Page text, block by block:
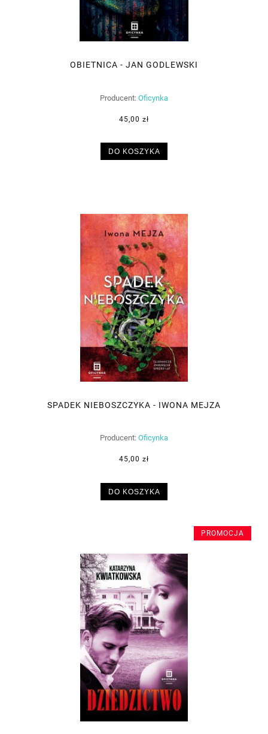
OBIETNICA - JAN GODLEWSKI
Producent: Oficynka
45,00 zł
DO KOSZYKA
SPADEK NIEBOSZCZYKA - IWONA MEJZA
Producent: Oficynka
45,00 zł
DO KOSZYKA
PROMOCJA